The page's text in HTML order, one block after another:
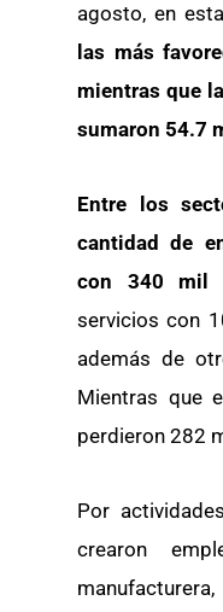
agosto, en
las más
mientras que
sumaron 54.7
Entre los
cantidad de
con 340 mil
servicios con
además de
Mientras que
perdieron 282
Por
crearon